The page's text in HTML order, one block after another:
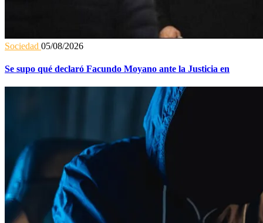
Sociedad 05/08/2026
Se supo qué declaró Facundo Moyano ante la Justicia en